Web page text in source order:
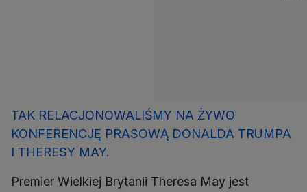
TAK RELACJONOWALIŚMY NA ŻYWO
KONFERENCJĘ PRASOWĄ DONALDA TRUMPA
I THERESY MAY.
Premier Wielkiej Brytanii Theresa May jest